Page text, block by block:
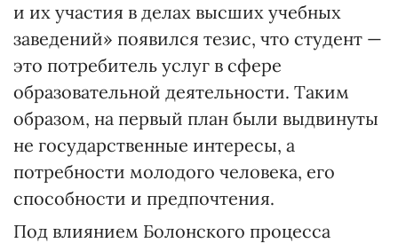
и их участия в делах высших учебных
заведений» появился тезис, что студент —
это потребитель услуг в сфере
образовательной деятельности. Таким
образом, на первый план были выдвинуты
не государственные интересы, а
потребности молодого человека, его
способности и предпочтения.
Под влиянием Болонского процесса